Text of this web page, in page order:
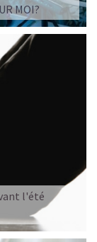
MOI?
l'été